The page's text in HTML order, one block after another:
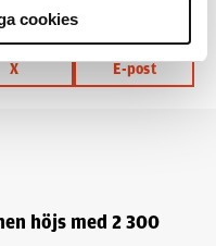
cookies
X E-post
höjs med 2 300